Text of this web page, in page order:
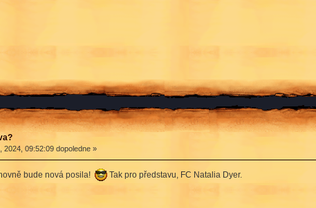
2024, 09:52:09 dopoledne »
bude nová posila! Tak pro představu, FC Natalia Dyer.